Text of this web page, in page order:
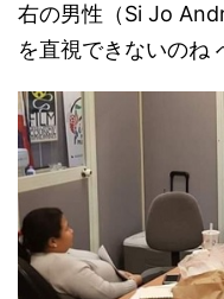
右の男性（Si Jo
を直視できないのね